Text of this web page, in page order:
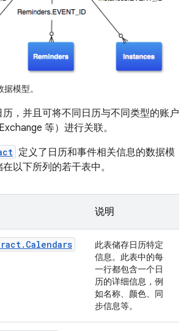
模型。
，并且可将不同日历与不同类型的账户
等）进行关联。
定义了日历和事件相关信息的数据模
以下所列的若干表中。
说明
此表储存日历特定
信息。此表中的每
一行都包含一个日
历的详细信息，例
如名称、颜色、同
步信息等。